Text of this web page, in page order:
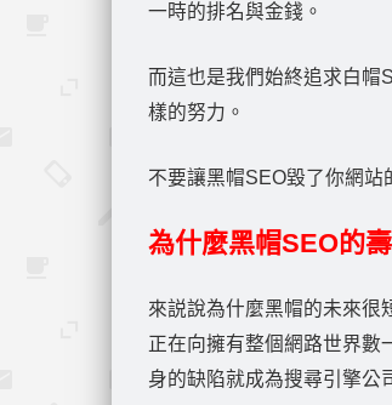
一時的排名與金錢。
而這也是我們始終追求白帽
樣的努力。
不要讓黑帽SEO毀了你網站
為什麼黑帽SEO的
來説說為什麼黑帽的未來很
正在向擁有整個網路世界數
身的缺陷就成為搜尋引擎公